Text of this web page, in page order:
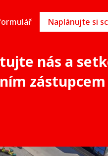
nás a